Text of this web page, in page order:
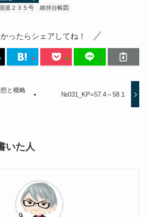
道２３５号 維持台帳図
ったらシェアしてね！
と概略
№031_KP=57.4～58.1
いた人